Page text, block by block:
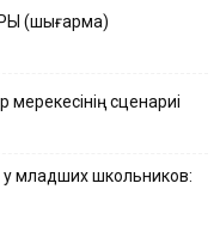
(шығарма)
сценариі
младших школьников: